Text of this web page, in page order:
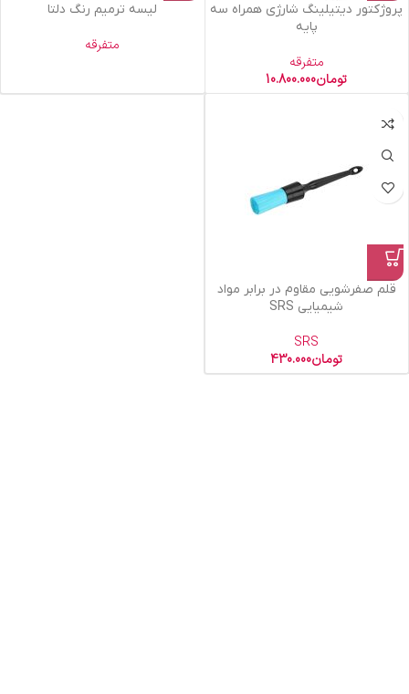
پروژکتور دیتیلینگ شارژی همراه سه
پایه
متفرقه
تومان10.800.000
لیسه ترمیم رنگ دلتا
متفرقه
قلم صفرشویی مقاوم در برابر مواد
شیمیایی SRS
SRS
تومان430.000